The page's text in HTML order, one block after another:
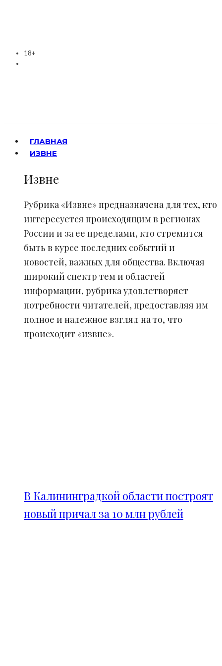
18+
ГЛАВНАЯ
ИЗВНЕ
Извне
Рубрика «Извне» предназначена для тех, кто
интересуется происходящим в регионах
России и за ее пределами, кто стремится
быть в курсе последних событий и
новостей, важных для общества. Включая
широкий спектр тем и областей
информации, рубрика удовлетворяет
потребности читателей, предоставляя им
полное и надежное взгляд на то, что
происходит «извне».
В Калининградкой области построят
новый причал за 10 млн рублей